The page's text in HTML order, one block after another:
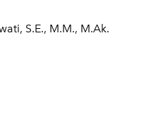
S.E., M.M., M.Ak.